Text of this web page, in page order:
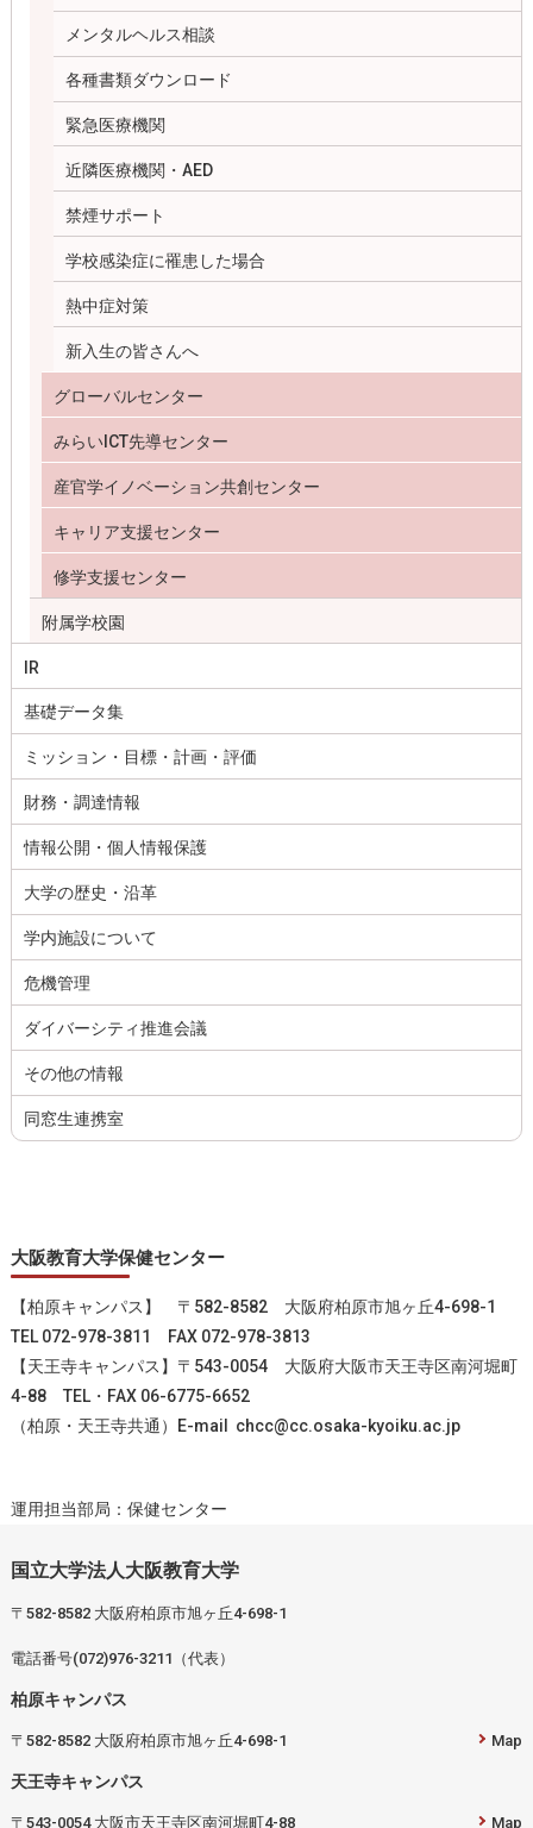
メンタルヘルス相談
各種書類ダウンロード
緊急医療機関
近隣医療機関・AED
禁煙サポート
学校感染症に罹患した場合
熱中症対策
新入生の皆さんへ
グローバルセンター
みらいICT先導センター
産官学イノベーション共創センター
キャリア支援センター
修学支援センター
附属学校園
IR
基礎データ集
ミッション・目標・計画・評価
財務・調達情報
情報公開・個人情報保護
大学の歴史・沿革
学内施設について
危機管理
ダイバーシティ推進会議
その他の情報
同窓生連携室
大阪教育大学保健センター
【柏原キャンパス】 〒582-8582 大阪府柏原市旭ヶ丘4-698-1
TEL 072-978-3811 FAX 072-978-3813
【天王寺キャンパス】〒543-0054 大阪府大阪市天王寺区南河堀町
4-88 TEL・FAX 06-6775-6652
（柏原・天王寺共通）E-mail chcc@cc.osaka-kyoiku.ac.jp
運用担当部局：保健センター
国立大学法人大阪教育大学
〒582-8582 大阪府柏原市旭ヶ丘4-698-1
電話番号(072)976-3211（代表）
柏原キャンパス
〒582-8582 大阪府柏原市旭ヶ丘4-698-1 Map
天王寺キャンパス
〒543-0054 大阪市天王寺区南河堀町4-88 Map